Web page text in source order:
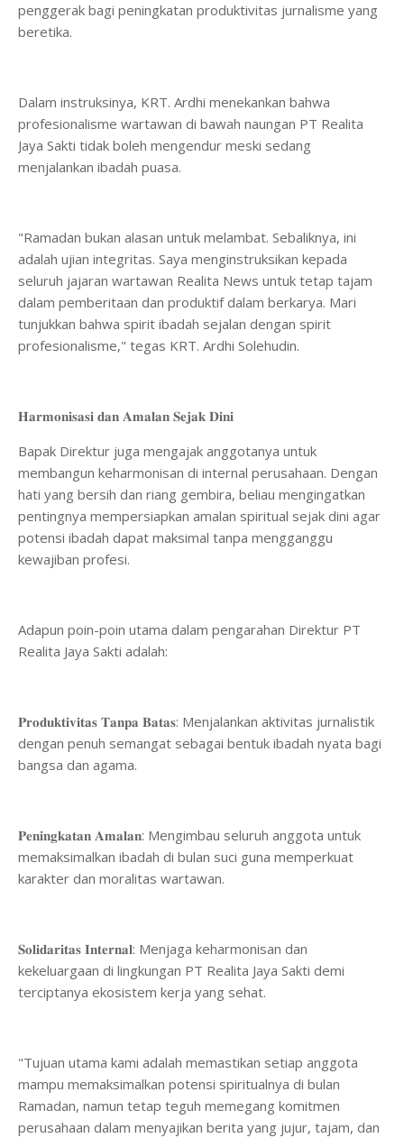
penggerak bagi peningkatan produktivitas jurnalisme yang
beretika.
​Dalam instruksinya, KRT. Ardhi menekankan bahwa
profesionalisme wartawan di bawah naungan PT Realita
Jaya Sakti tidak boleh mengendur meski sedang
menjalankan ibadah puasa.
​"Ramadan bukan alasan untuk melambat. Sebaliknya, ini
adalah ujian integritas. Saya menginstruksikan kepada
seluruh jajaran wartawan Realita News untuk tetap tajam
dalam pemberitaan dan produktif dalam berkarya. Mari
tunjukkan bahwa spirit ibadah sejalan dengan spirit
profesionalisme," tegas KRT. Ardhi Solehudin.
​𝐇𝐚𝐫𝐦𝐨𝐧𝐢𝐬𝐚𝐬𝐢 𝐝𝐚𝐧 𝐀𝐦𝐚𝐥𝐚𝐧 𝐒𝐞𝐣𝐚𝐤 𝐃𝐢𝐧𝐢
Bapak Direktur juga mengajak anggotanya untuk
membangun keharmonisan di internal perusahaan. Dengan
hati yang bersih dan riang gembira, beliau mengingatkan
pentingnya mempersiapkan amalan spiritual sejak dini agar
potensi ibadah dapat maksimal tanpa mengganggu
kewajiban profesi.
​Adapun poin-poin utama dalam pengarahan Direktur PT
Realita Jaya Sakti adalah:
​𝐏𝐫𝐨𝐝𝐮𝐤𝐭𝐢𝐯𝐢𝐭𝐚𝐬 𝐓𝐚𝐧𝐩𝐚 𝐁𝐚𝐭𝐚𝐬: Menjalankan aktivitas jurnalistik
dengan penuh semangat sebagai bentuk ibadah nyata bagi
bangsa dan agama.
​𝐏𝐞𝐧𝐢𝐧𝐠𝐤𝐚𝐭𝐚𝐧 𝐀𝐦𝐚𝐥𝐚𝐧: Mengimbau seluruh anggota untuk
memaksimalkan ibadah di bulan suci guna memperkuat
karakter dan moralitas wartawan.
​𝐒𝐨𝐥𝐢𝐝𝐚𝐫𝐢𝐭𝐚𝐬 𝐈𝐧𝐭𝐞𝐫𝐧𝐚𝐥: Menjaga keharmonisan dan
kekeluargaan di lingkungan PT Realita Jaya Sakti demi
terciptanya ekosistem kerja yang sehat.
​"Tujuan utama kami adalah memastikan setiap anggota
mampu memaksimalkan potensi spiritualnya di bulan
Ramadan, namun tetap teguh memegang komitmen
perusahaan dalam menyajikan berita yang jujur, tajam, dan